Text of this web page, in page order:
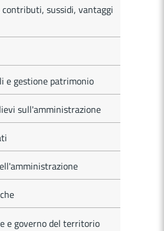
sussidi, vantaggi
e gestione patrimonio
sull'amministrazione
e governo del territorio